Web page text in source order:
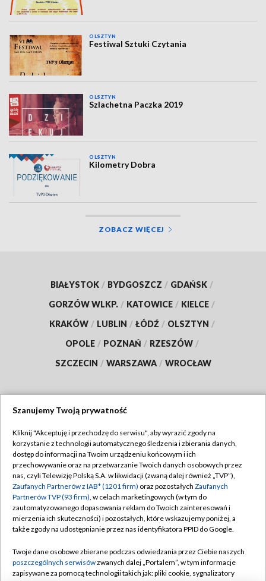
OLSZTYN
Festiwal Sztuki Czytania
OLSZTYN
Szlachetna Paczka 2019
OLSZTYN
Kilometry Dobra
ZOBACZ WIĘCEJ
BIAŁYSTOK / BYDGOSZCZ / GDAŃSK /
GORZÓW WLKP. / KATOWICE / KIELCE /
KRAKÓW / LUBLIN / ŁÓDŹ / OLSZTYN /
OPOLE / POZNAŃ / RZESZÓW /
SZCZECIN / WARSZAWA / WROCŁAW
TVP
Abonament TVP
Emisja w TVP
Centrum informacji TVP
Naziemna Telewizja Cyfrowa
Rada Programowa
Regulamin TVP
Polityka prywatności
Moje zgody
Pomoc
Kontakt
Szanujemy Twoją prywatność
Kliknij "Akceptuję i przechodzę do serwisu", aby wyrazić zgody na
korzystanie z technologii automatycznego śledzenia i zbierania danych,
dostęp do informacji na Twoim urządzeniu końcowym i ich
przechowywanie oraz na przetwarzanie Twoich danych osobowych przez
nas, czyli Telewizję Polską S.A. w likwidacji (zwaną dalej również „TVP”),
Zaufanych Partnerów z IAB* (1201 firm) oraz pozostałych Zaufanych
Partnerów TVP (93 firm), w celach marketingowych (w tym do
zautomatyzowanego dopasowania reklam do Twoich zainteresowań i
mierzenia ich skuteczności) i pozostałych, które wskazujemy poniżej, a
także zgody na udostępnianie przez nas identyfikatora PPID do Google.
Twoje dane osobowe zbierane podczas odwiedzania przez Ciebie naszych
poszczególnych serwisówzwanych dalej „Portalem”, w tym informacje
zapisywane za pomocą technologii takich jak: pliki cookie, sygnalizatory